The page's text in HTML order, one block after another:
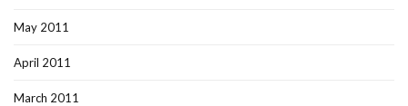
May 2011
April 2011
March 2011